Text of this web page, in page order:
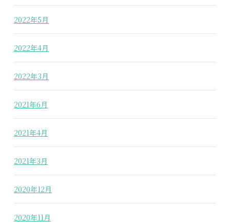
2022年5月
2022年4月
2022年3月
2021年6月
2021年4月
2021年3月
2020年12月
2020年11月